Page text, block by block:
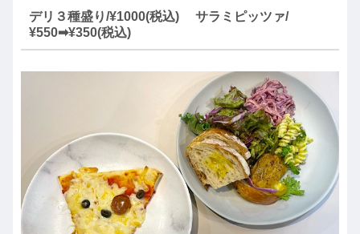
デリ３種盛り/¥1000(税込) サラミピッツァ/
¥550➡¥350(税込)